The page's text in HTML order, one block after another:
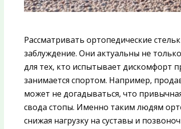
Рассматривать ортопедические
заблуждение. Они актуальны не
для тех, кто испытывает дискомфорт
занимается спортом. Например,
может не догадываться, что
свода стопы. Именно таким людям
снижая нагрузку на суставы и